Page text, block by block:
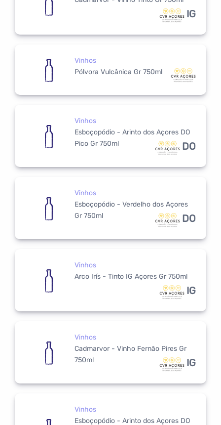
IG
Vinhos
Pólvora Vulcânica Gr 750ml
Vinhos
Esboçopódio - Arinto dos Açores DO
Pico Gr 750ml
DO
Vinhos
Esboçopódio - Verdelho dos Açores
Gr 750ml
DO
Vinhos
Arco Irís - Tinto IG Açores Gr 750ml
IG
Vinhos
Cadmarvor - Vinho Fernão Pires Gr
750ml
IG
Vinhos
Esboçopódio - Arinto dos Açores DO